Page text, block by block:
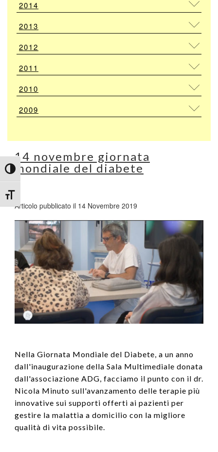
Attiva/disattiva alto contrasto
Attiva/disattiva dimensione testo
2014
2013
2012
2011
2010
2009
14 novembre giornata
mondiale del diabete
Articolo pubblicato il 14 Novembre 2019
Nella Giornata Mondiale del Diabete, a un anno
dall'inaugurazione della Sala Multimediale donata
dall'associazione ADG, facciamo il punto con il dr.
Nicola Minuto sull'avanzamento delle terapie più
innovative sui supporti offerti ai pazienti per
gestire la malattia a domicilio con la migliore
qualità di vita possibile.